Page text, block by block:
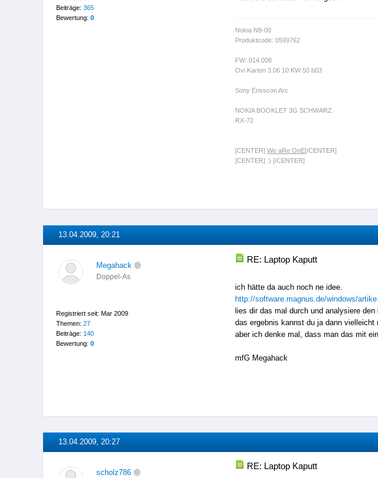
Beiträge: 365
Bewertung: 0
Nokia N8-00
Produktcode: 0599762
FW: 014.008
Ovi Karten 3.06 10 KW 50 b03
Sony Erisscon Arc
NOKIA BOOKLET 3G SCHWARZ
RX-72
[CENTER]We aRe OnE[/CENTER]
[CENTER] :) [/CENTER]
13.04.2009, 20:21
Megahack
Doppel-As
Registriert seit: Mar 2009
Themen: 27
Beiträge: 140
Bewertung: 0
RE: Laptop Kaputt
ich hätte da auch noch ne idee.
http://software.magnus.de/windows/
lies dir das mal durch und analysiere
das ergebnis kannst du ja dann
aber ich denke mal, dass man das mit
mfG Megahack
13.04.2009, 20:27
scholz786
RE: Laptop Kaputt